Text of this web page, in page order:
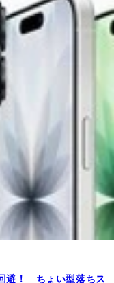
避！ ちょい型落ちス